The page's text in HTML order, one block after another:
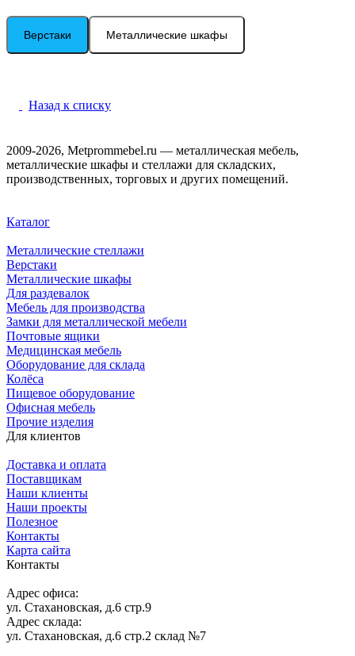
Верстаки Металлические шкафы
Назад к списку
2009-2026, Metprommebel.ru — металлическая мебель,
металлические шкафы и стеллажи для складских,
производственных, торговых и других помещений.
Каталог
Металлические стеллажи
Верстаки
Металлические шкафы
Для раздевалок
Мебель для производства
Замки для металлической мебели
Почтовые ящики
Медицинская мебель
Оборудование для склада
Колёса
Пищевое оборудование
Офисная мебель
Прочие изделия
Для клиентов
Доставка и оплата
Поставщикам
Наши клиенты
Наши проекты
Полезное
Контакты
Карта сайта
Контакты
Адрес офиса:
ул. Стахановская, д.6 стр.9
Адрес склада:
ул. Стахановская, д.6 стр.2 склад №7